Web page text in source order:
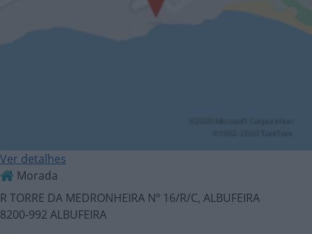
Ver detalhes
Morada
R TORRE DA MEDRONHEIRA Nº 16/R/C, ALBUFEIRA
8200-992 ALBUFEIRA